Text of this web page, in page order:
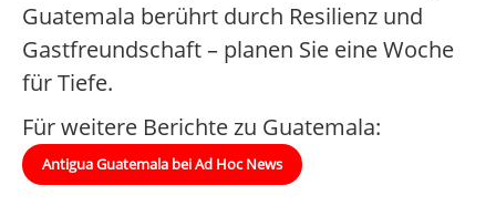
Guatemala berührt durch Resilienz und
Gastfreundschaft – planen Sie eine Woche
für Tiefe.
Für weitere Berichte zu Guatemala:
Antigua Guatemala bei Ad Hoc News